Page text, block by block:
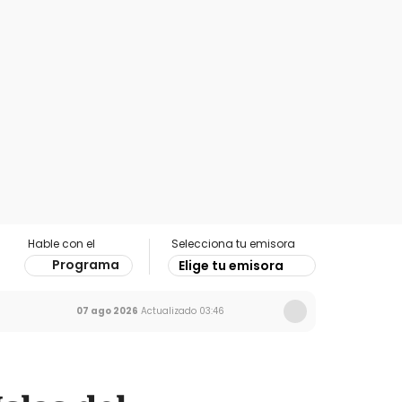
Hable con el
Programa
Selecciona tu emisora
Elige tu emisora
07 ago 2026 Actualizado 03:46